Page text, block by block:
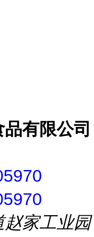
有限公司
赵家工业园